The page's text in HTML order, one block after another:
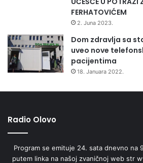
FERHATOVIĆEM
2. Juna 2023.
Dom zdravlja sa
uveo nove
pacijentima
18. Januara 2022.
Radio Olovo
Program se emituje 24. sata dnevno na
putem linka na našoj zvaničnoj web str